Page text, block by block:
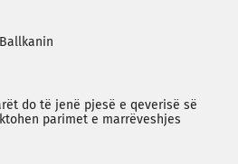
do të jenë pjesë e qeverisë së
parimet e marrëveshjes